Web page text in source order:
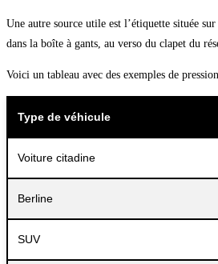
Une autre source utile est l’étiquette située
dans la boîte à gants, au verso du clapet du
Voici un tableau avec des exemples de
Type de véhicule
Voiture citadine
Berline
SUV